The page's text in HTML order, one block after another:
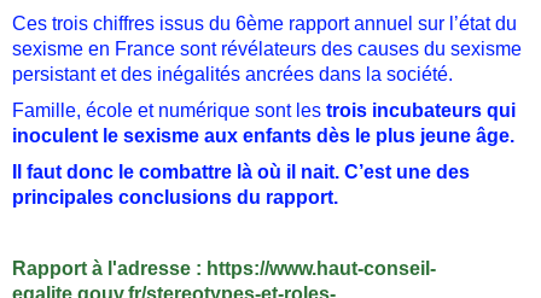
Ces trois chiffres issus du 6ème rapport annuel sur l’état du
sexisme en France sont révélateurs des causes du sexisme
persistant et des inégalités ancrées dans la société.
Famille, école et numérique sont les trois incubateurs qui
inoculent le sexisme aux enfants dès le plus jeune âge.
Il faut donc le combattre là où il nait. C’est une des
principales conclusions du rapport.
Rapport à l'adresse : https://www.haut-conseil-
egalite.gouv.fr/stereotypes-et-roles-